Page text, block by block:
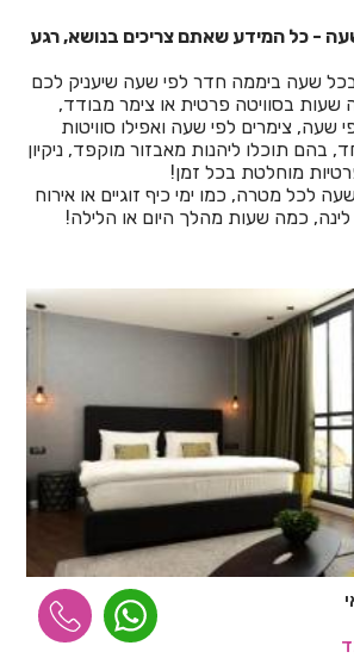
- כל המידע שאתם צריכים בנושא, רגע
שעה ביממה חדר לפי שעה שיעניק לכם
שעות בסוויטה פרטית או צימר מבודד,
שעה, צימרים לפי שעה ואפילו סוויטות
בהם תוכלו ליהנות מאבזור מוקפד, ניקיון
מוחלטת בכל זמן!
לכל מטרה, כמו ימי כיף זוגיים או אירוח
כמה שעות מהלך היום או הלילה!